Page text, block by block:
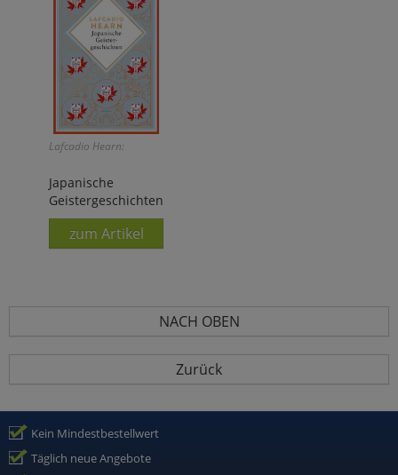
Lafcadio Hearn:
Japanische
Geistergeschichten
zum Artikel
NACH OBEN
Zurück
Kein Mindestbestellwert
Täglich neue Angebote